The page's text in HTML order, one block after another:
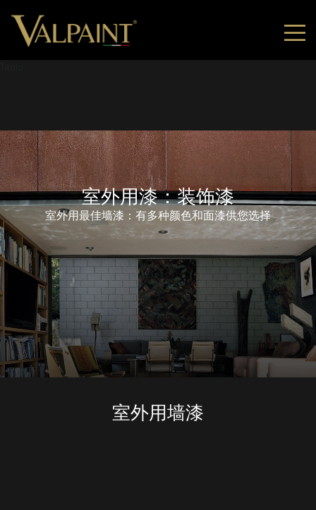
室外用漆：装饰漆
室外用最佳墙漆：有多种颜色和面漆供您选择
室外用墙漆